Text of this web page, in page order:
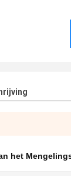
het